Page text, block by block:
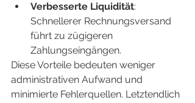
Verbesserte Liquidität:
Schnellerer Rechnungsversand
führt zu zügigeren
Zahlungseingängen.
Diese Vorteile bedeuten weniger
administrativen Aufwand und
minimierte Fehlerquellen. Letztendlich